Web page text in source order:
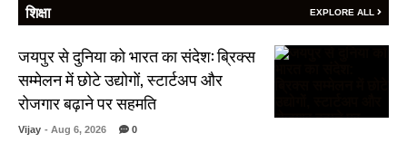
शिक्षा EXPLORE ALL
जयपुर से दुनिया को भारत का संदेश: ब्रिक्स
सम्मेलन में छोटे उद्योगों, स्टार्टअप और
रोजगार बढ़ाने पर सहमति
Vijay - Aug 6, 2026 0